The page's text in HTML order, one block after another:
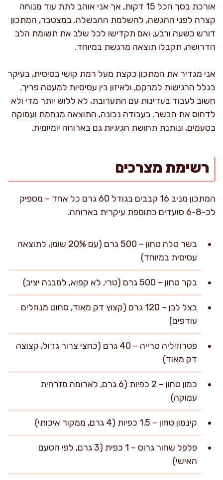
אורכת בסך הכל 15 דקות, אך אני אוהב לתת עוד מנוחה
קצרה לפני ההגשה, להשלמת ההבשלה. במצטבר, המתכון
דורש כשעה ורבע, ואם תקדישו לכל שלב את תשומת הלב
הדרושה, תקבלו תוצאה מרגשת במיוחד.
אני מגדיר את המתכון כקצת מעל רמת קושי בסיסית, בעיקר
בגלל הרגישות למרקם, ולאיזון בין עסיסיות למעטה פריך.
חשוב לעבוד בעדינות עם התערובת, לא ללוש יותר מדי ולא
לדחוס את הבשר. בעבודה נכונה, התוצאה מנחמת ועמוקה
בטעמים, ונותנת תחושת חגיגיות גם בארוחה יומיומית.
רשימת מצרכים
המתכון מניב 16 קבבים בגודל 60 גרם כל אחד – מספיק
לכ-6-8 סועדים כתוספת עיקרית בארוחה.
בשר טלה טחון – 500 גרם (עם 20% שומן, לתוצאה
עסיסית במיוחד)
בקר טחון – 500 גרם (טרי, לא קפוא, למבנה יציב)
בצל לבן – 120 גרם (קצוץ דק מאוד, סחוט מנוזלים
עודפים)
פטרוזיליה טרייה – 40 גרם (כחצי צרור גדול, קצוצה
דק מאוד)
כמון טחון – 2 כפיות (6 גרם, לארומה מזרחית
עמוקה)
קינמון טחון – 1.5 כפיות (4 גרם, ממקור איכותי)
פלפל שחור גרוס – 1 כפית (3 גרם, לפי הטעם
האישי)